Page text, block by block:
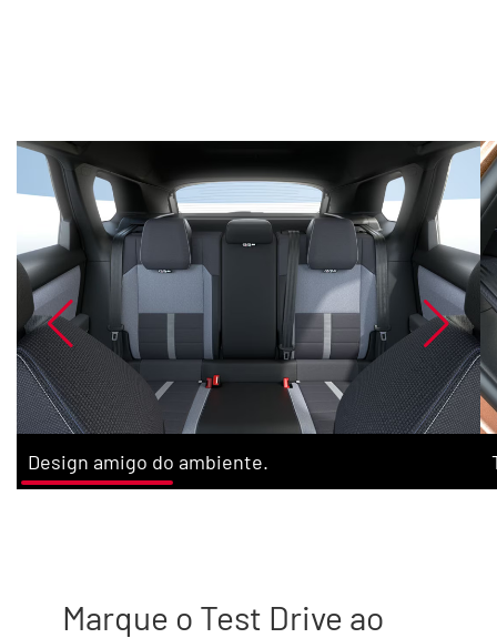
Design amigo do ambiente.
Marque o Test Drive ao